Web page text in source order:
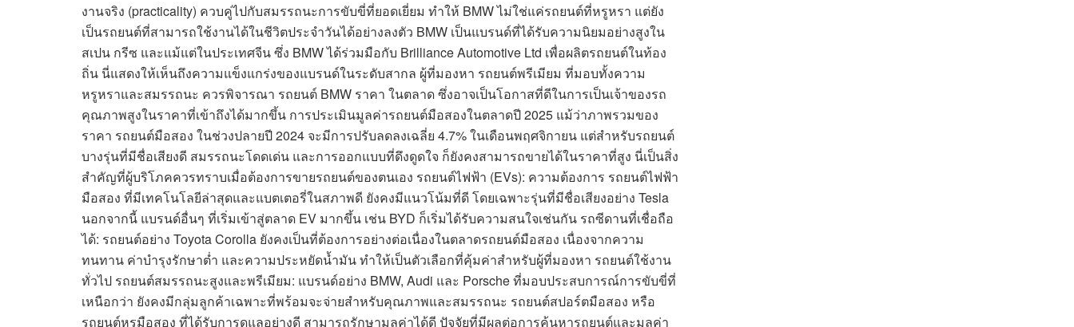
งานจริง (practicality) ควบคู่ไปกับสมรรถนะการขับขี่ที่ยอดเยี่ยม ทำให้ BMW ไม่ใช่แค่รถยนต์ที่หรูหรา แต่ยัง
เป็นรถยนต์ที่สามารถใช้งานได้ในชีวิตประจำวันได้อย่างลงตัว BMW เป็นแบรนด์ที่ได้รับความนิยมอย่างสูงใน
สเปน กรีซ และแม้แต่ในประเทศจีน ซึ่ง BMW ได้ร่วมมือกับ Brilliance Automotive Ltd เพื่อผลิตรถยนต์ในท้อง
ถิ่น นี่แสดงให้เห็นถึงความแข็งแกร่งของแบรนด์ในระดับสากล ผู้ที่มองหา รถยนต์พรีเมียม ที่มอบทั้งความ
หรูหราและสมรรถนะ ควรพิจารณา รถยนต์ BMW ราคา ในตลาด ซึ่งอาจเป็นโอกาสที่ดีในการเป็นเจ้าของรถ
คุณภาพสูงในราคาที่เข้าถึงได้มากขึ้น การประเมินมูลค่ารถยนต์มือสองในตลาดปี 2025 แม้ว่าภาพรวมของ
ราคา รถยนต์มือสอง ในช่วงปลายปี 2024 จะมีการปรับลดลงเฉลี่ย 4.7% ในเดือนพฤศจิกายน แต่สำหรับรถยนต์
บางรุ่นที่มีชื่อเสียงดี สมรรถนะโดดเด่น และการออกแบบที่ดึงดูดใจ ก็ยังคงสามารถขายได้ในราคาที่สูง นี่เป็นสิ่ง
สำคัญที่ผู้บริโภคควรทราบเมื่อต้องการขายรถยนต์ของตนเอง รถยนต์ไฟฟ้า (EVs): ความต้องการ รถยนต์ไฟฟ้า
มือสอง ที่มีเทคโนโลยีล่าสุดและแบตเตอรี่ในสภาพดี ยังคงมีแนวโน้มที่ดี โดยเฉพาะรุ่นที่มีชื่อเสียงอย่าง Tesla
นอกจากนี้ แบรนด์อื่นๆ ที่เริ่มเข้าสู่ตลาด EV มากขึ้น เช่น BYD ก็เริ่มได้รับความสนใจเช่นกัน รถซีดานที่เชื่อถือ
ได้: รถยนต์อย่าง Toyota Corolla ยังคงเป็นที่ต้องการอย่างต่อเนื่องในตลาดรถยนต์มือสอง เนื่องจากความ
ทนทาน ค่าบำรุงรักษาต่ำ และความประหยัดน้ำมัน ทำให้เป็นตัวเลือกที่คุ้มค่าสำหรับผู้ที่มองหา รถยนต์ใช้งาน
ทั่วไป รถยนต์สมรรถนะสูงและพรีเมียม: แบรนด์อย่าง BMW, Audi และ Porsche ที่มอบประสบการณ์การขับขี่ที่
เหนือกว่า ยังคงมีกลุ่มลูกค้าเฉพาะที่พร้อมจะจ่ายสำหรับคุณภาพและสมรรถนะ รถยนต์สปอร์ตมือสอง หรือ
รถยนต์หรูมือสอง ที่ได้รับการดูแลอย่างดี สามารถรักษามูลค่าได้ดี ปัจจัยที่มีผลต่อการค้นหารถยนต์และมูลค่า